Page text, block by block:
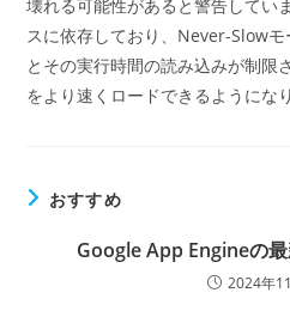
壊れる可能性があると警告してい
スに依存しており、Never-Slow
とその実行時間の読み込みが制限
をより速くロードできるようにな
おすすめ
Google App Engineの
2024年